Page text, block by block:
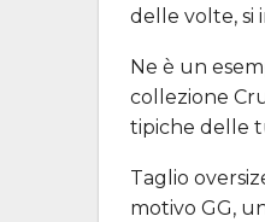
delle volte, si
Ne è un
collezione
tipiche delle
Taglio
motivo GG,